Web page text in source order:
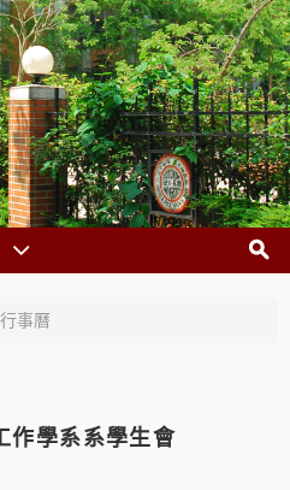
事曆
作學系系學生會